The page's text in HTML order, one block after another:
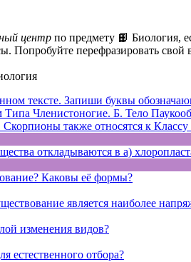
центр по предмету 📙 Биология,
Попробуйте перефразировать свой
тексте. Запиши буквы
Членистоногие. Б. Тело
также относятся к
откладываются в а)
Каковы её формы?
является наиболее
изменения видов?
естественного отбора?